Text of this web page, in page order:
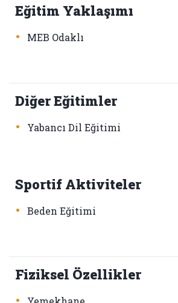
Eğitim Yaklaşımı
• MEB Odaklı
Diğer Eğitimler
• Yabancı Dil Eğitimi
Sportif Aktiviteler
• Beden Eğitimi
Fiziksel Özellikler